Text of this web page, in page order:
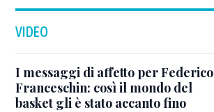
VIDEO
I messaggi di affetto per Federico
Franceschin: così il mondo del
basket gli è stato accanto fino